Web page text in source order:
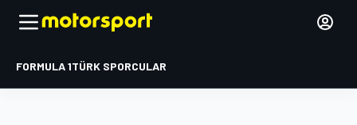
FORMULA 1TÜRK SPORCULAR